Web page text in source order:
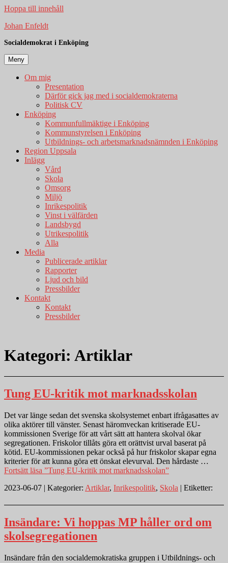
Hoppa till innehåll
Johan Enfeldt
Socialdemokrat i Enköping
Meny
Om mig
Presentation
Därför gick jag med i socialdemokraterna
Politisk CV
Enköping
Kommunfullmäktige i Enköping
Kommunstyrelsen i Enköping
Utbildnings- och arbetsmarknadsnämnden i Enköping
Region Uppsala
Inlägg
Vård
Skola
Omsorg
Miljö
Inrikespolitik
Vinst i välfärden
Landsbygd
Utrikespolitik
Alla
Media
Publicerade artiklar
Rapporter
Ljud och bild
Pressbilder
Kontakt
Kontakt
Pressbilder
Kategori: Artiklar
Tung EU-kritik mot marknadsskolan
Det var länge sedan det svenska skolsystemet enbart ifrågasattes av
olika aktörer till vänster. Senast häromveckan kritiserade EU-
kommissionen Sverige för att vårt sätt att hantera skolval ökar
segregationen. Friskolor tillåts göra ett orättvist urval baserat på
kötid. EU-kommissionen pekar också på hur friskolor skapar egna
kriterier för att kunna göra ett önskat elevurval. Den hårdaste …
Fortsätt läsa ”Tung EU-kritik mot marknadsskolan”
2023-06-07 | Kategorier: Artiklar, Inrikespolitik, Skola | Etiketter:
Insändare: Vi hoppas MP håller ord om
skolsegregationen
Insändare från den socialdemokratiska gruppen i Utbildnings- och